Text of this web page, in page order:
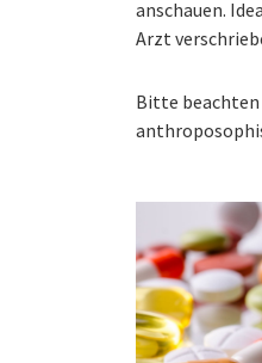
anschauen.
Arzt
Bitte